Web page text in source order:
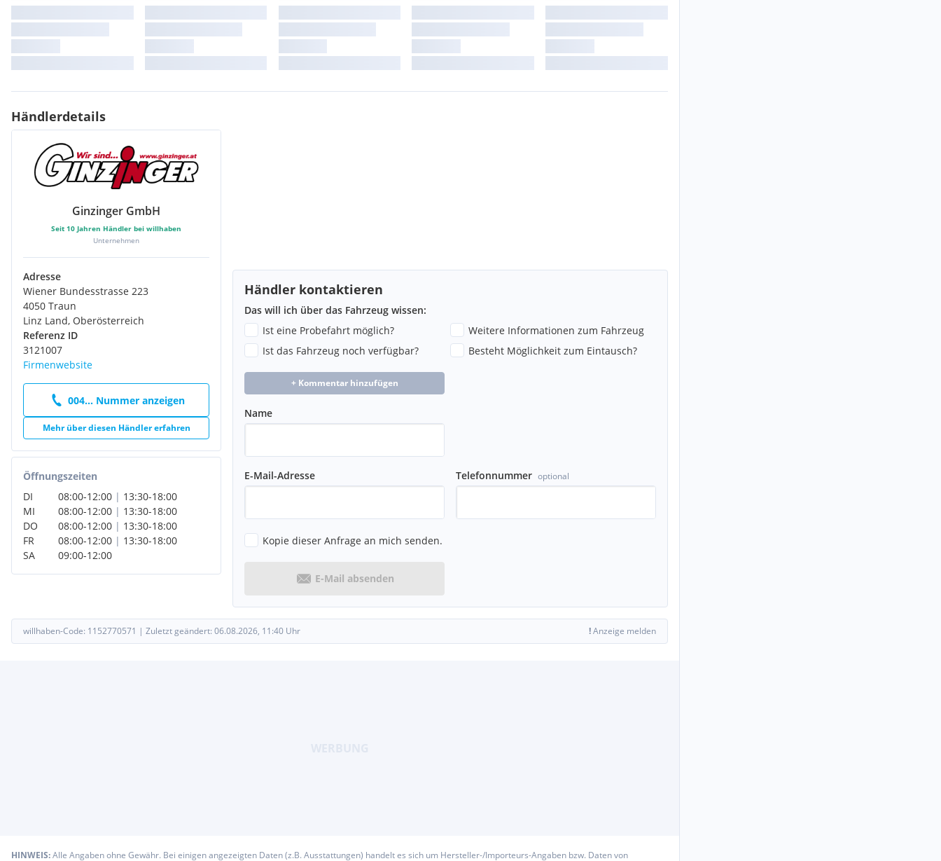
Händlerdetails
Ginzinger GmbH
Seit 10 Jahren Händler bei willhaben
Unternehmen
Adresse
Wiener Bundesstrasse 223
4050 Traun
Linz Land, Oberösterreich
Referenz ID
3121007
Firmenwebsite
004... Nummer anzeigen
Mehr über diesen Händler erfahren
Öffnungszeiten
DI
08:00-12:00 | 13:30-18:00
MI
08:00-12:00 | 13:30-18:00
DO
08:00-12:00 | 13:30-18:00
FR
08:00-12:00 | 13:30-18:00
SA
09:00-12:00
Händler kontaktieren
Das will ich über das Fahrzeug wissen:
Ist eine Probefahrt möglich?
Weitere Informationen zum Fahrzeug
Ist das Fahrzeug noch verfügbar?
Besteht Möglichkeit zum Eintausch?
+ Kommentar hinzufügen
Name
E-Mail-Adresse Telefonnummer optional
Kopie dieser Anfrage an mich senden.
E-Mail absenden
willhaben-Code: 1152770571 | Zuletzt geändert: 06.08.2026, 11:40 Uhr !Anzeige melden
HINWEIS:Alle Angaben ohne Gewähr. Bei einigen angezeigten Daten (z.B. Ausstattungen) handelt es sich um Hersteller-/Importeurs-Angaben bzw. Daten von